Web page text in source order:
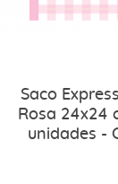
Saco
Rosa 24x24
unidades -